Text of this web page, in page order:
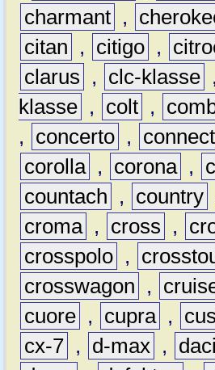
charmant ,
citan
, citigo ,
clarus
, clc-klasse ,
klasse , colt ,
,
concerto , connect
corolla , corona ,
countach
, country
croma , cross ,
crosspolo ,
crosswagon
,
cuore , cupra ,
cx-7 , d-max ,